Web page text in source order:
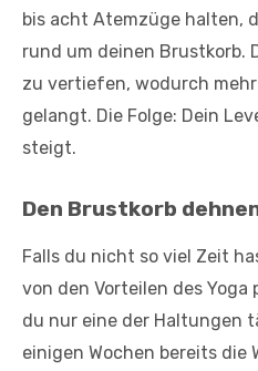
bis acht Atemzüge halten,
rund um deinen Brustkorb.
zu ­vertiefen, wodurch
gelangt. Die Folge: Dein
steigt.
Den Brustkorb
Falls du nicht so viel Zeit
von den Vorteilen des
du nur eine der Haltungen
einigen Wochen bereits die